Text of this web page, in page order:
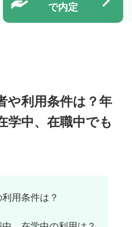
で内定
や利用条件は？年
学中、在職中でも
用条件は？